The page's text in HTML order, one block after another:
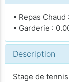
• Repas Chaud
• Garderie :
Description
Stage de